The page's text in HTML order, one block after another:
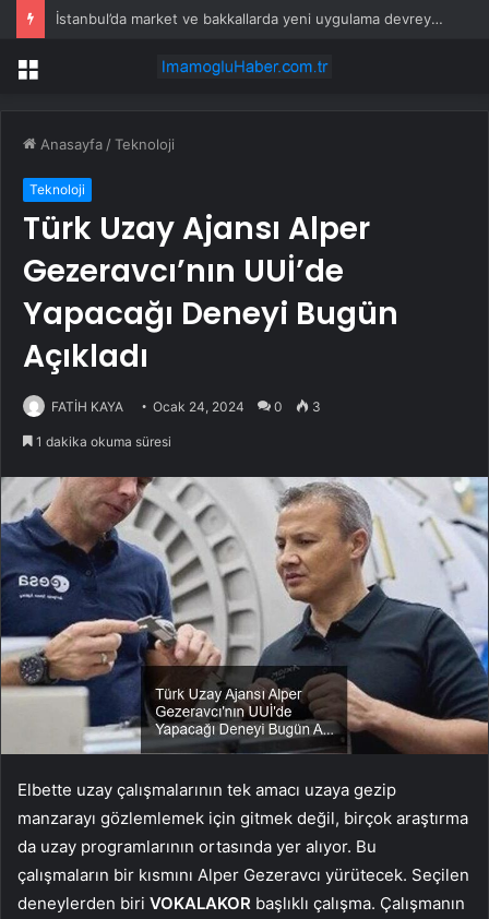
İstanbul’da market ve bakkallarda yeni uygulama devreye girdi
Menü
Anasayfa /Teknoloji
Teknoloji
Türk Uzay Ajansı Alper
Gezeravcı’nın UUİ’de
Yapacağı Deneyi Bugün
Açıkladı
FATİH KAYA Ocak 24, 2024 0 3
1 dakika okuma süresi
Elbette uzay çalışmalarının tek amacı uzaya gezip
manzarayı gözlemlemek için gitmek değil, birçok araştırma
da uzay programlarının ortasında yer alıyor. Bu
çalışmaların bir kısmını Alper Gezeravcı yürütecek. Seçilen
deneylerden biri VOKALAKOR başlıklı çalışma. Çalışmanın